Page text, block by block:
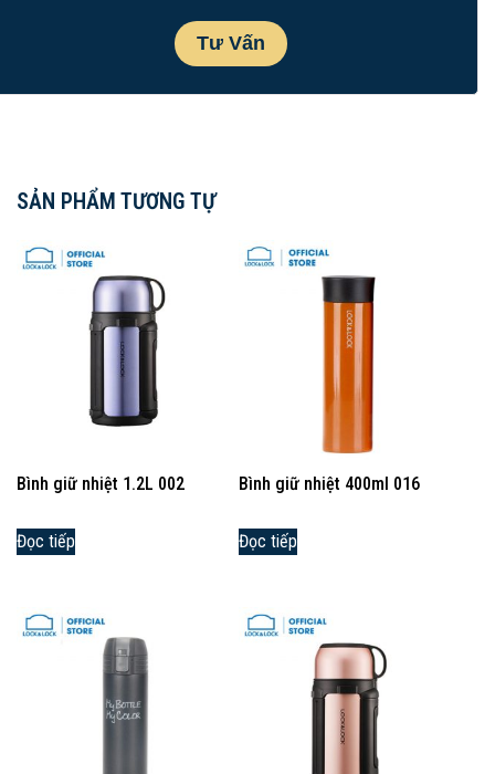
SẢN PHẨM TƯƠNG TỰ
Bình giữ nhiệt 1.2L 002
Đọc tiếp
Bình giữ nhiệt 400ml 016
Đọc tiếp